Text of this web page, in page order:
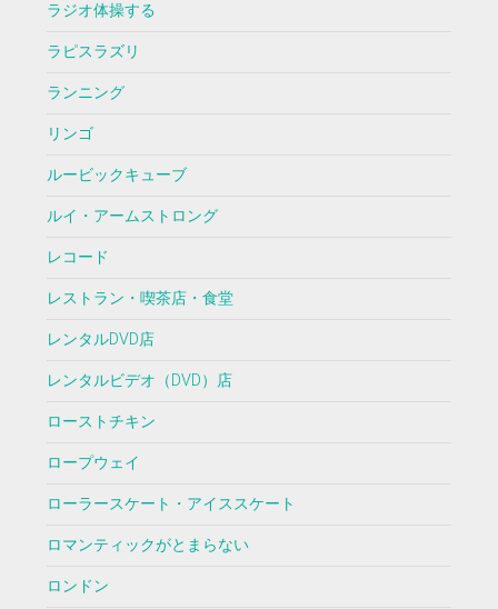
ラジオ体操する
ラピスラズリ
ランニング
リンゴ
ルービックキューブ
ルイ・アームストロング
レコード
レストラン・喫茶店・食堂
レンタルDVD店
レンタルビデオ（DVD）店
ローストチキン
ロープウェイ
ローラースケート・アイススケート
ロマンティックがとまらない
ロンドン